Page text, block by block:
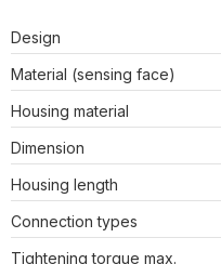
Design
Material (sensing face)
Housing material
Dimension
Housing length
Connection types
Tightening torque max.